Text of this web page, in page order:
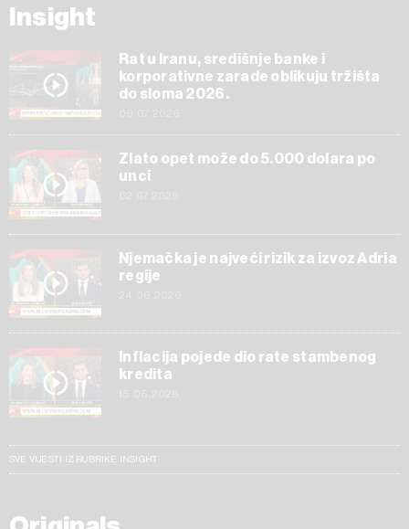
Insight
Rat u Iranu, središnje banke i
korporativne zarade oblikuju tržišta
do sloma 2026.
Zlato opet može do 5.000 dolara po
unci
Njemačka je najveći rizik za izvoz Adria
regije
Inflacija pojede dio rate stambenog
kredita
SVE VIJESTI IZ RUBRIKE INSIGHT